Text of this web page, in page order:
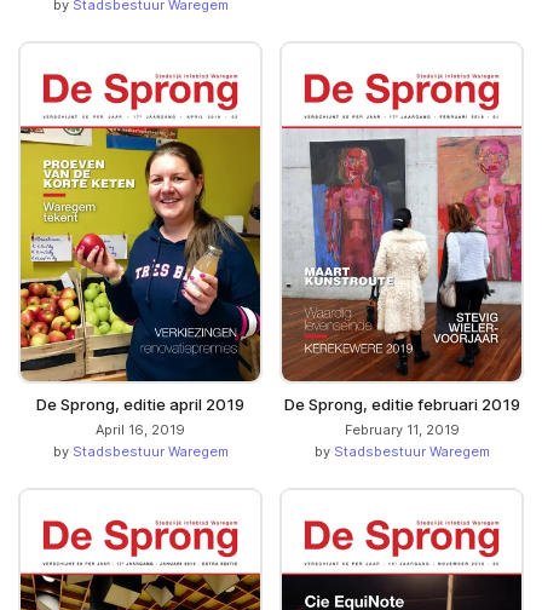
by Stadsbestuur Waregem
De Sprong, editie april 2019
April 16, 2019
by Stadsbestuur Waregem
De Sprong, editie februari 2019
February 11, 2019
by Stadsbestuur Waregem